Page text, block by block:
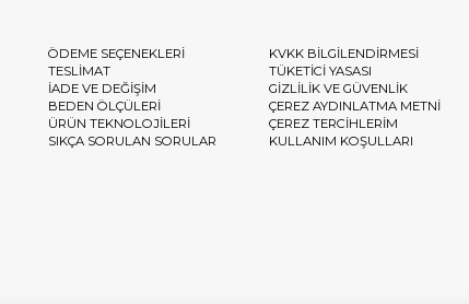
ÖDEME SEÇENEKLERİ
TESLİMAT
İADE VE DEĞİŞİM
BEDEN ÖLÇÜLERİ
ÜRÜN TEKNOLOJİLERİ
SIKÇA SORULAN SORULAR
KVKK BİLGİLENDİRMESİ
TÜKETİCİ YASASI
GİZLİLİK VE GÜVENLİK
ÇEREZ AYDINLATMA METNİ
ÇEREZ TERCİHLERİM
KULLANIM KOŞULLARI